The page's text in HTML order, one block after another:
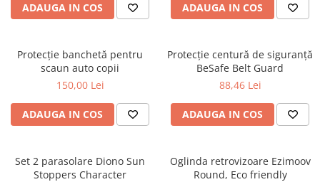
ADAUGA IN COS ADAUGA IN COS
Protecție banchetă pentru
scaun auto copii
150,00 Lei
ADAUGA IN COS
Protecție centură de siguranță
BeSafe Belt Guard
88,46 Lei
ADAUGA IN COS
Set 2 parasolare Diono Sun
Stoppers Character
Oglinda retrovizoare Ezimoov
Round, Eco friendly